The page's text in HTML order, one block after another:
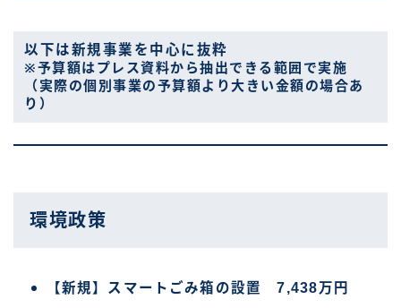
以下は新規事業を中心に抜粋
※予算額はプレス資料から抽出できる範囲で実施
（実際の個別事業の予算額より大きい金額の場合あ
り）
環境政策
【新規】スマートごみ箱の設置 7,438万円